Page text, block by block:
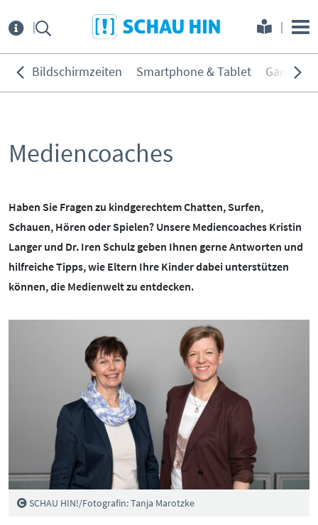
Bildschirmzeiten Smartphone & Tablet Games
Mediencoaches
Haben Sie Fragen zu kindgerechtem Chatten, Surfen,
Schauen, Hören oder Spielen? Unsere Mediencoaches Kristin
Langer und Dr. Iren Schulz geben Ihnen gerne Antworten und
hilfreiche Tipps, wie Eltern Ihre Kinder dabei unterstützen
können, die Medienwelt zu entdecken.
SCHAU HIN!/Fotografin: Tanja Marotzke
Über
Service
KONTAKT
KOOPERATIONEN
BEIRAT
DATENSCHUTZ
BARRIEREFREIHEIT
ELTERNANGEBOTE
ONLINE-GAME
PRESSE
MEDIATHEK
MATERIALIEN
MEDIENQUIZ
NEWSLETTER
THEMEN:
Smartphone & Tablet
Filme & Serien
Surfen
Hörmedien
WEITERE THEMEN:
Datenschutz
Cybergrooming
Cybermobbing
Instagram
Kinderrechte